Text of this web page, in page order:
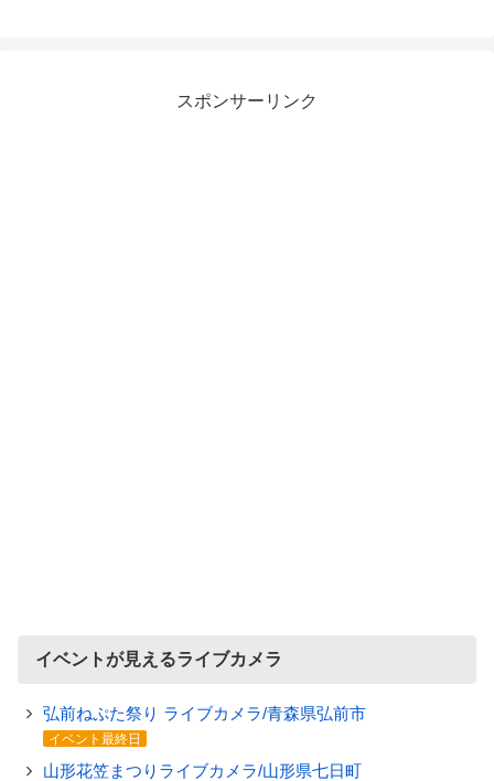
スポンサーリンク
イベントが見えるライブカメラ
弘前ねぷた祭り ライブカメラ/青森県弘前市
イベント最終日
山形花笠まつりライブカメラ/山形県七日町